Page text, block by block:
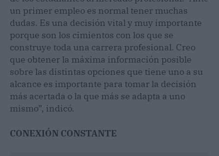
un primer empleo es normal tener muchas
dudas. Es una decisión vital y muy importante
porque son los cimientos con los que se
construye toda una carrera profesional. Creo
que obtener la máxima información posible
sobre las distintas opciones que tiene uno a su
alcance es importante para tomar la decisión
más acertada o la que más se adapta a uno
mismo”, indicó.
CONEXIÓN CONSTANTE